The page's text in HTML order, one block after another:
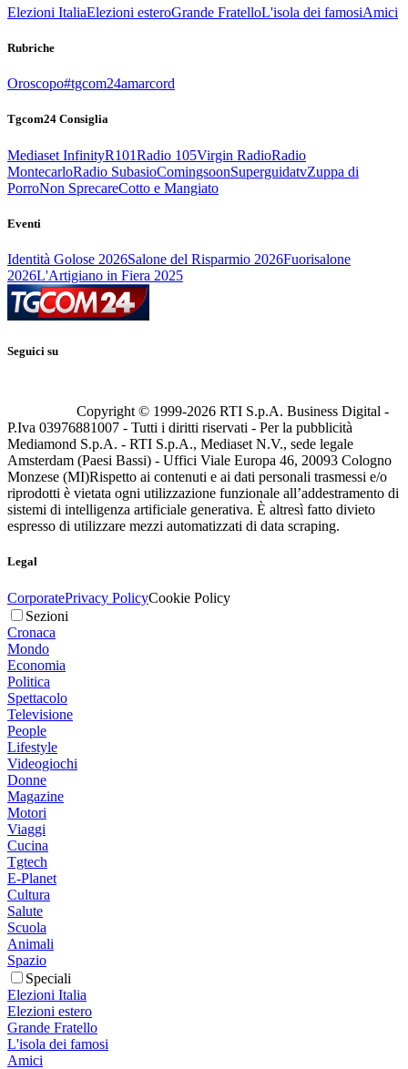
Elezioni ItaliaElezioni esteroGrande FratelloL'isola dei famosiAmici
Rubriche
Oroscopo#tgcom24amarcord
Tgcom24 Consiglia
Mediaset InfinityR101Radio 105Virgin RadioRadio
MontecarloRadio SubasioComingsoonSuperguidatvZuppa di
PorroNon SprecareCotto e Mangiato
Eventi
Identità Golose 2026Salone del Risparmio 2026Fuorisalone
2026L'Artigiano in Fiera 2025
Seguici su
Copyright © 1999-2026 RTI S.p.A. Business Digital -
P.Iva 03976881007 - Tutti i diritti riservati - Per la pubblicità
Mediamond S.p.A. - RTI S.p.A., Mediaset N.V., sede legale
Amsterdam (Paesi Bassi) - Uffici Viale Europa 46, 20093 Cologno
Monzese (MI)Rispetto ai contenuti e ai dati personali trasmessi e/o
riprodotti è vietata ogni utilizzazione funzionale all’addestramento di
sistemi di intelligenza artificiale generativa. È altresì fatto divieto
espresso di utilizzare mezzi automatizzati di data scraping.
Legal
CorporatePrivacy PolicyCookie Policy
Sezioni
Cronaca
Mondo
Economia
Politica
Spettacolo
Televisione
People
Lifestyle
Videogiochi
Donne
Magazine
Motori
Viaggi
Cucina
Tgtech
E-Planet
Cultura
Salute
Scuola
Animali
Spazio
Speciali
Elezioni Italia
Elezioni estero
Grande Fratello
L'isola dei famosi
Amici